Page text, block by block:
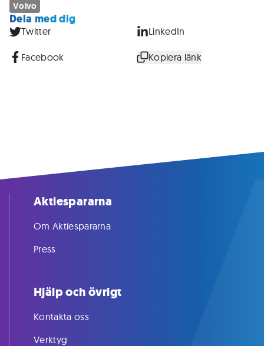
Volvo
Dela med dig
Twitter LinkedIn
Facebook Kopiera länk
Aktiespararna
Om Aktiespararna
Press
Hjälp och övrigt
Kontakta oss
Verktyg